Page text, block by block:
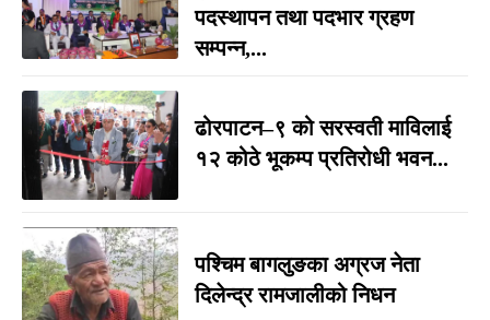
पदस्थापन तथा पदभार ग्रहण
सम्पन्न,...
ढोरपाटन–९ को सरस्वती माविलाई
१२ कोठे भूकम्प प्रतिरोधी भवन...
पश्चिम बागलुङका अग्रज नेता
दिलेन्द्र रामजालीको निधन